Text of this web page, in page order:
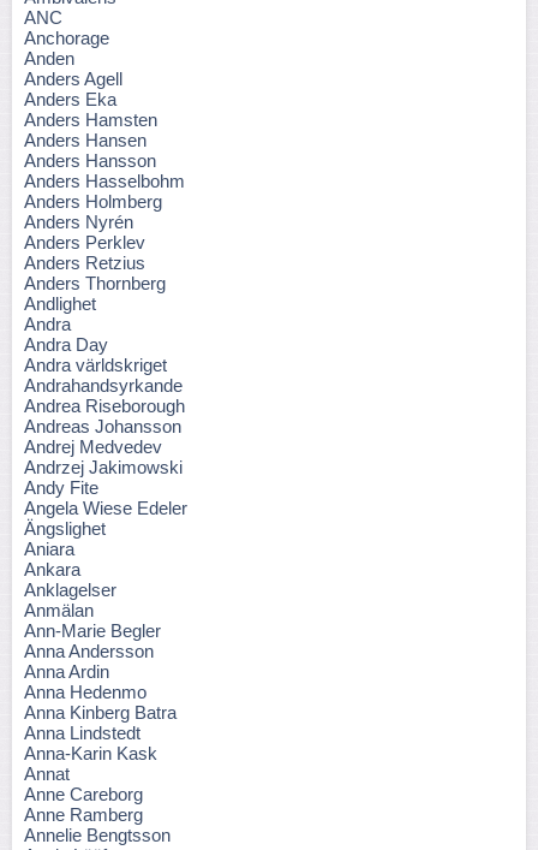
ANC
Anchorage
Anden
Anders Agell
Anders Eka
Anders Hamsten
Anders Hansen
Anders Hansson
Anders Hasselbohm
Anders Holmberg
Anders Nyrén
Anders Perklev
Anders Retzius
Anders Thornberg
Andlighet
Andra
Andra Day
Andra världskriget
Andrahandsyrkande
Andrea Riseborough
Andreas Johansson
Andrej Medvedev
Andrzej Jakimowski
Andy Fite
Angela Wiese Edeler
Ängslighet
Aniara
Ankara
Anklagelser
Anmälan
Ann-Marie Begler
Anna Andersson
Anna Ardin
Anna Hedenmo
Anna Kinberg Batra
Anna Lindstedt
Anna-Karin Kask
Annat
Anne Careborg
Anne Ramberg
Annelie Bengtsson